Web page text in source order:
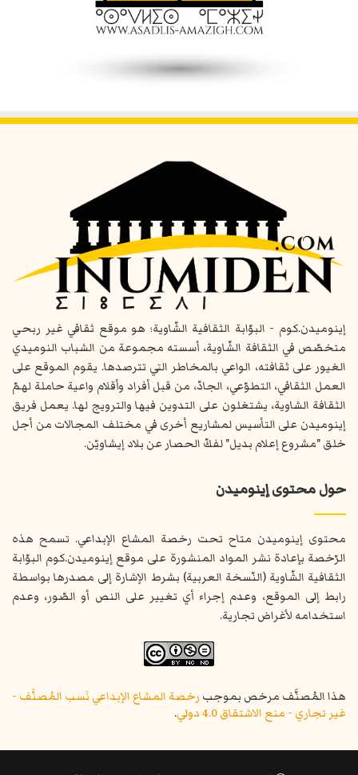
إينوميدن.كوم - البوّابة الثقافية الشّاوية؛ هو موقع ثقافي غير ربحي
متخصّص في الثقافة الشّاوية، أسسته مجموعة من الشباب النوميدي
الغيور على ثقافته، الواعي بالمخاطر التي تترصدها. يقوم الموقع على
العمل الثقافي، التطوّعي، الجادّ، من قبل أفراد وأقلام واعية حاملة لهمّ
الثقافة الشاوية، يشتغلون على التدوين فيها والترويج لها. يعمل فريق
إينوميدن على التأسيس لمشاريع أخرى في مختلف المجالات من أجل
خلق "مشروع إعلام بديل" لفكّ الحصار عن بلاد إيشاويّن.
حول محتوى إينوميدن
محتوى إينوميدن متاح تحت رخصة المشاع الإبداعي. تسمح هذه
الرّخصة بإعادة نشر المواد المنشورة على موقع إينوميدن.كوم البوّابة
الثقافية الشّاوية (النّسخة العربية) بشرط الإشارة إلى مصدرها بواسطة
رابط إلى الموقع، وعدم إجراء أي تغيير على النص أو الصّور، وعدم
استخدامه لأغراض تجارية.
هذا المُصنَّف مرخص بموجب رخصة المشاع الإبداعي نَسب المُصنَّف -
غير تجاري - منع الاشتقاق 4.0 دولي
.